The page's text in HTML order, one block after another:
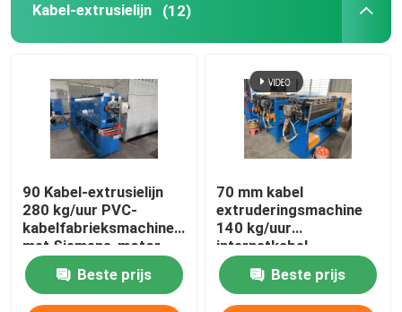
Kabel-extrusielijn (12)
90 Kabel-extrusielijn
280 kg/uur PVC-
kabelfabrieksmachine
met Siemens-motor
Beste prijs
70 mm kabel
extruderingsmachine
140 kg/uur
internetkabel
productielijn
Beste prijs